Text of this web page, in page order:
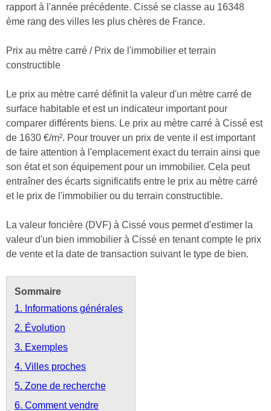
rapport à l'année précédente. Cissé se classe au 16348
ème rang des villes les plus chères de France.
Prix au mètre carré / Prix de l'immobilier et terrain
constructible
Le prix au mètre carré définit la valeur d'un mètre carré de
surface habitable et est un indicateur important pour
comparer différents biens. Le prix au mètre carré à Cissé est
de 1630 €/m². Pour trouver un prix de vente il est important
de faire attention à l'emplacement exact du terrain ainsi que
son état et son équipement pour un immobilier. Cela peut
entraîner des écarts significatifs entre le prix au mètre carré
et le prix de l'immobilier ou du terrain constructible.
La valeur foncière (DVF) à Cissé vous permet d'estimer la
valeur d'un bien immobilier à Cissé en tenant compte le prix
de vente et la date de transaction suivant le type de bien.
Sommaire
1. Informations générales
2. Évolution
3. Exemples
4. Villes proches
5. Zone de recherche
6. Comment vendre